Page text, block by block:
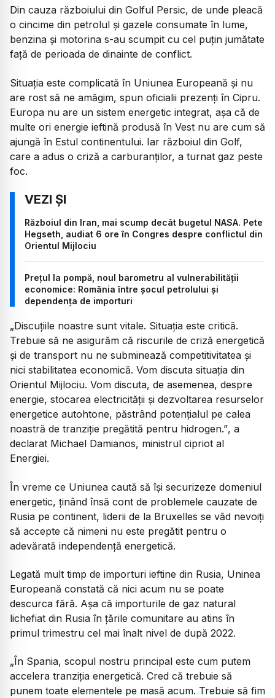
Din cauza războiului din Golful Persic, de unde pleacă
o cincime din petrolul și gazele consumate în lume,
benzina și motorina s-au scumpit cu cel puțin jumătate
față de perioada de dinainte de conflict.
Situația este complicată în Uniunea Europeană și nu
are rost să ne amăgim, spun oficialii prezenți în Cipru.
Europa nu are un sistem energetic integrat, așa că de
multe ori energie ieftină produsă în Vest nu are cum să
ajungă în Estul continentului. Iar războiul din Golf,
care a adus o criză a carburanților, a turnat gaz peste
foc.
Războiul din Iran, mai scump decât bugetul NASA. Pete
Hegseth, audiat 6 ore în Congres despre conflictul din
Orientul Mijlociu
Prețul la pompă, noul barometru al vulnerabilității
economice: România între șocul petrolului și
dependența de importuri
„Discuțiile noastre sunt vitale. Situația este critică.
Trebuie să ne asigurăm că riscurile de criză energetică
și de transport nu ne subminează competitivitatea și
nici stabilitatea economică. Vom discuta situația din
Orientul Mijlociu. Vom discuta, de asemenea, despre
energie, stocarea electricității și dezvoltarea resurselor
energetice autohtone, păstrând potențialul pe calea
noastră de tranziție pregătită pentru hidrogen.”, a
declarat Michael Damianos, ministrul cipriot al
Energiei.
În vreme ce Uniunea caută să își securizeze domeniul
energetic, ținând însă cont de problemele cauzate de
Rusia pe continent, liderii de la Bruxelles se văd nevoiți
să accepte că nimeni nu este pregătit pentru o
adevărată independență energetică.
Legată mult timp de importuri ieftine din Rusia, Uninea
Europeană constată că nici acum nu se poate
descurca fără. Așa că importurile de gaz natural
lichefiat din Rusia în țările comunitare au atins în
primul trimestru cel mai înalt nivel de după 2022.
„În Spania, scopul nostru principal este cum putem
accelera tranziția energetică. Cred că trebuie să
punem toate elementele pe masă acum. Trebuie să fim